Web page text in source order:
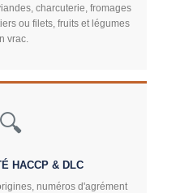
charcuterie, fromages
ou filets, fruits et légumes
vrac.
🔍
HACCP & DLC
numéros d'agrément